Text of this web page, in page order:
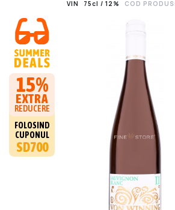
VIN 75cl / 12% COD PRODUS:
15%
EXTRA
REDUCERE
FOLOSIND
CUPONUL
SD700